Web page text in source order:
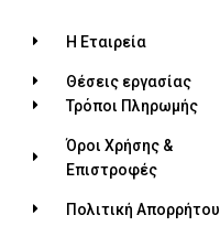
Η Εταιρεία
Θέσεις εργασίας
Τρόποι Πληρωμής
Όροι Χρήσης &
Επιστροφές
Πολιτική Απορρήτου